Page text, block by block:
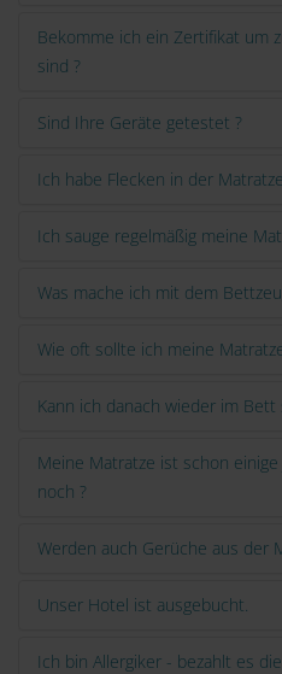
Bekomme ich ein Zertifikat um
sind ?
Sind Ihre Geräte getestet ?
Ich habe Flecken in der
Ich sauge regelmäßig meine
Was mache ich mit dem
Wie oft sollte ich meine
Kann ich danach wieder im Bett
Meine Matratze ist schon
noch ?
Werden auch Gerüche aus der
Unser Hotel ist ausgebucht.
Ich bin Allergiker - bezahlt es